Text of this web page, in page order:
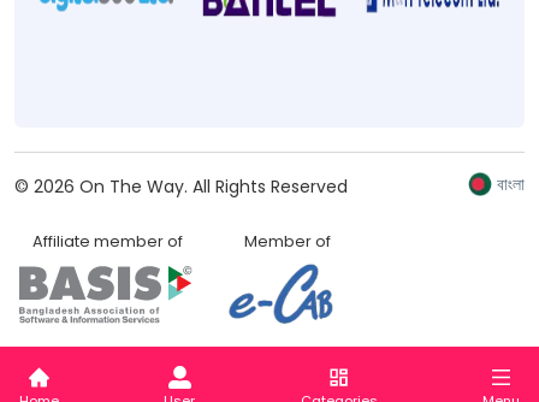
© 2026 On The Way. All Rights Reserved বাংলা
Affiliate member of Member of